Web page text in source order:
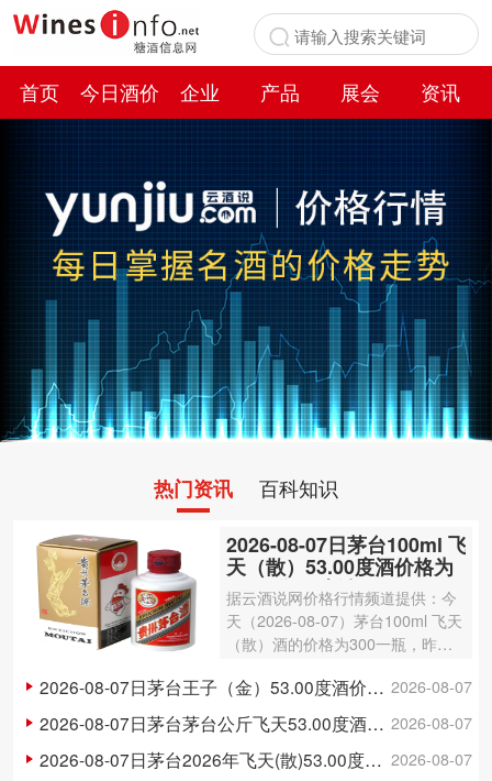
首页 今日酒价 企业 产品 展会
资讯
百科
热门资讯 百科知识
2026-08-07日茅台100ml 飞
天（散）53.00度酒价格为
300一瓶，上涨 3元
据云酒说网价格行情频道提供：今
天（2026-08-07）茅台100ml 飞天
（散）酒的价格为300一瓶，昨日
00ml 飞天（散）酒容量为100ml，
酒精度数为53.00度。茅台酒除了年
份因素之外…
2026-08-07
2026-08-07日茅台王子（金）53.00度酒价格为148一瓶，下跌 5元
2026-08-07
2026-08-07日茅台茅台公斤飞天53.00度酒价格为3,250一瓶，下跌 20元
2026-08-07
2026-08-07日茅台2026年飞天(散)53.00度酒价格为1,700一瓶，上涨 5元